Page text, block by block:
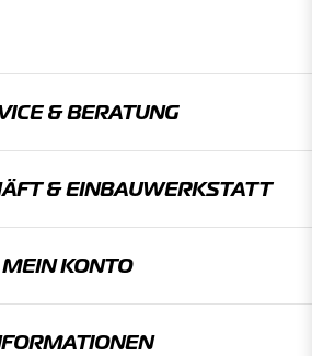
& BERATUNG
& EINBAU­WERKSTATT
MEIN KONTO